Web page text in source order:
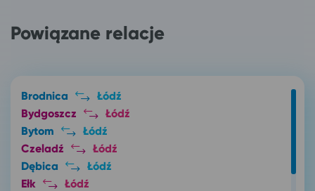
Powiązane relacje
Brodnica
Łódź
Bydgoszcz
Łódź
Bytom
Łódź
Czeladź
Łódź
Dębica
Łódź
Ełk
Łódź